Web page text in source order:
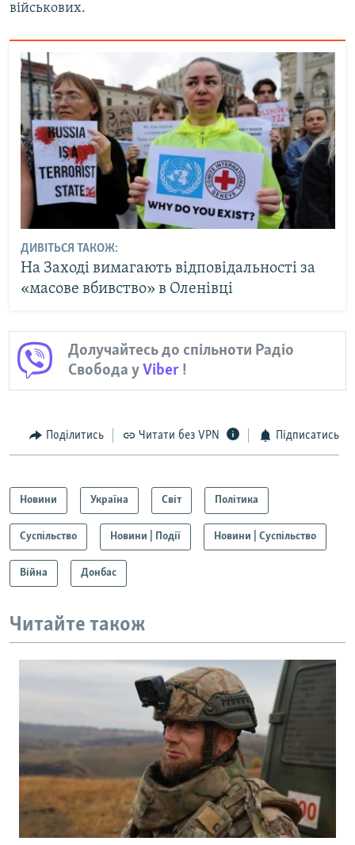
військових.
ДИВІТЬСЯ ТАКОЖ:
На Заході вимагають відповідальності за
«масове вбивство» в Оленівці
Долучайтесь до спільноти Радіо
Свобода уViber !
Поділитись Читати без VPN Підписатись
Новини Україна Світ Політика
Суспільство Новини | Події Новини | Суспільство
Війна Донбас
Читайте також